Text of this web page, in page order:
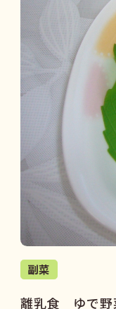
副菜
離乳食 ゆで野